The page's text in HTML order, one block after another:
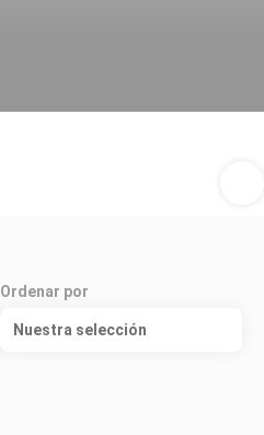
Ordenar por
Nuestra selección